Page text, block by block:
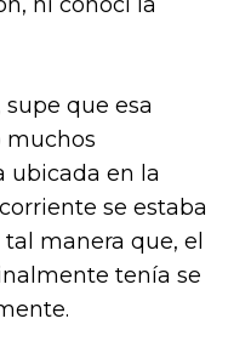
que esa
muchos
ubicada en la
se estaba
manera que, el
tenía se